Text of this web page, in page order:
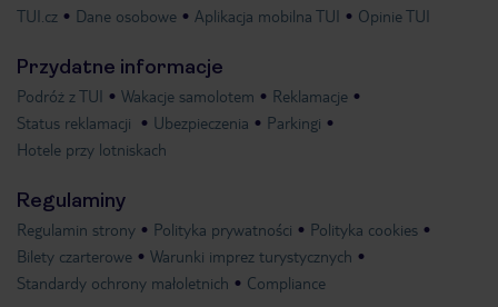
TUI.cz
Dane osobowe Aplikacja mobilna TUI Opinie TUI
Przydatne informacje
Podróż z TUI Wakacje samolotem
Reklamacje
Status reklamacji
Ubezpieczenia
Parkingi
Hotele przy lotniskach
Regulaminy
Regulamin strony Polityka prywatności
Polityka cookies
Bilety czarterowe
Warunki imprez turystycznych
Standardy ochrony małoletnich
Compliance